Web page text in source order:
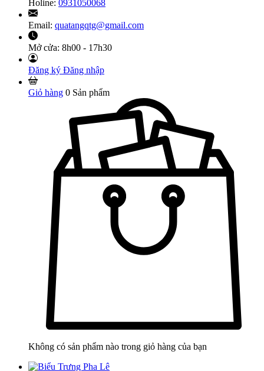
Holine: 0931050068
Email: quatangqtg@gmail.com
Mở cửa: 8h00 - 17h30
Đăng ký Đăng nhập
Giỏ hàng 0 Sản phẩm
Không có sản phẩm nào trong giỏ hàng của bạn